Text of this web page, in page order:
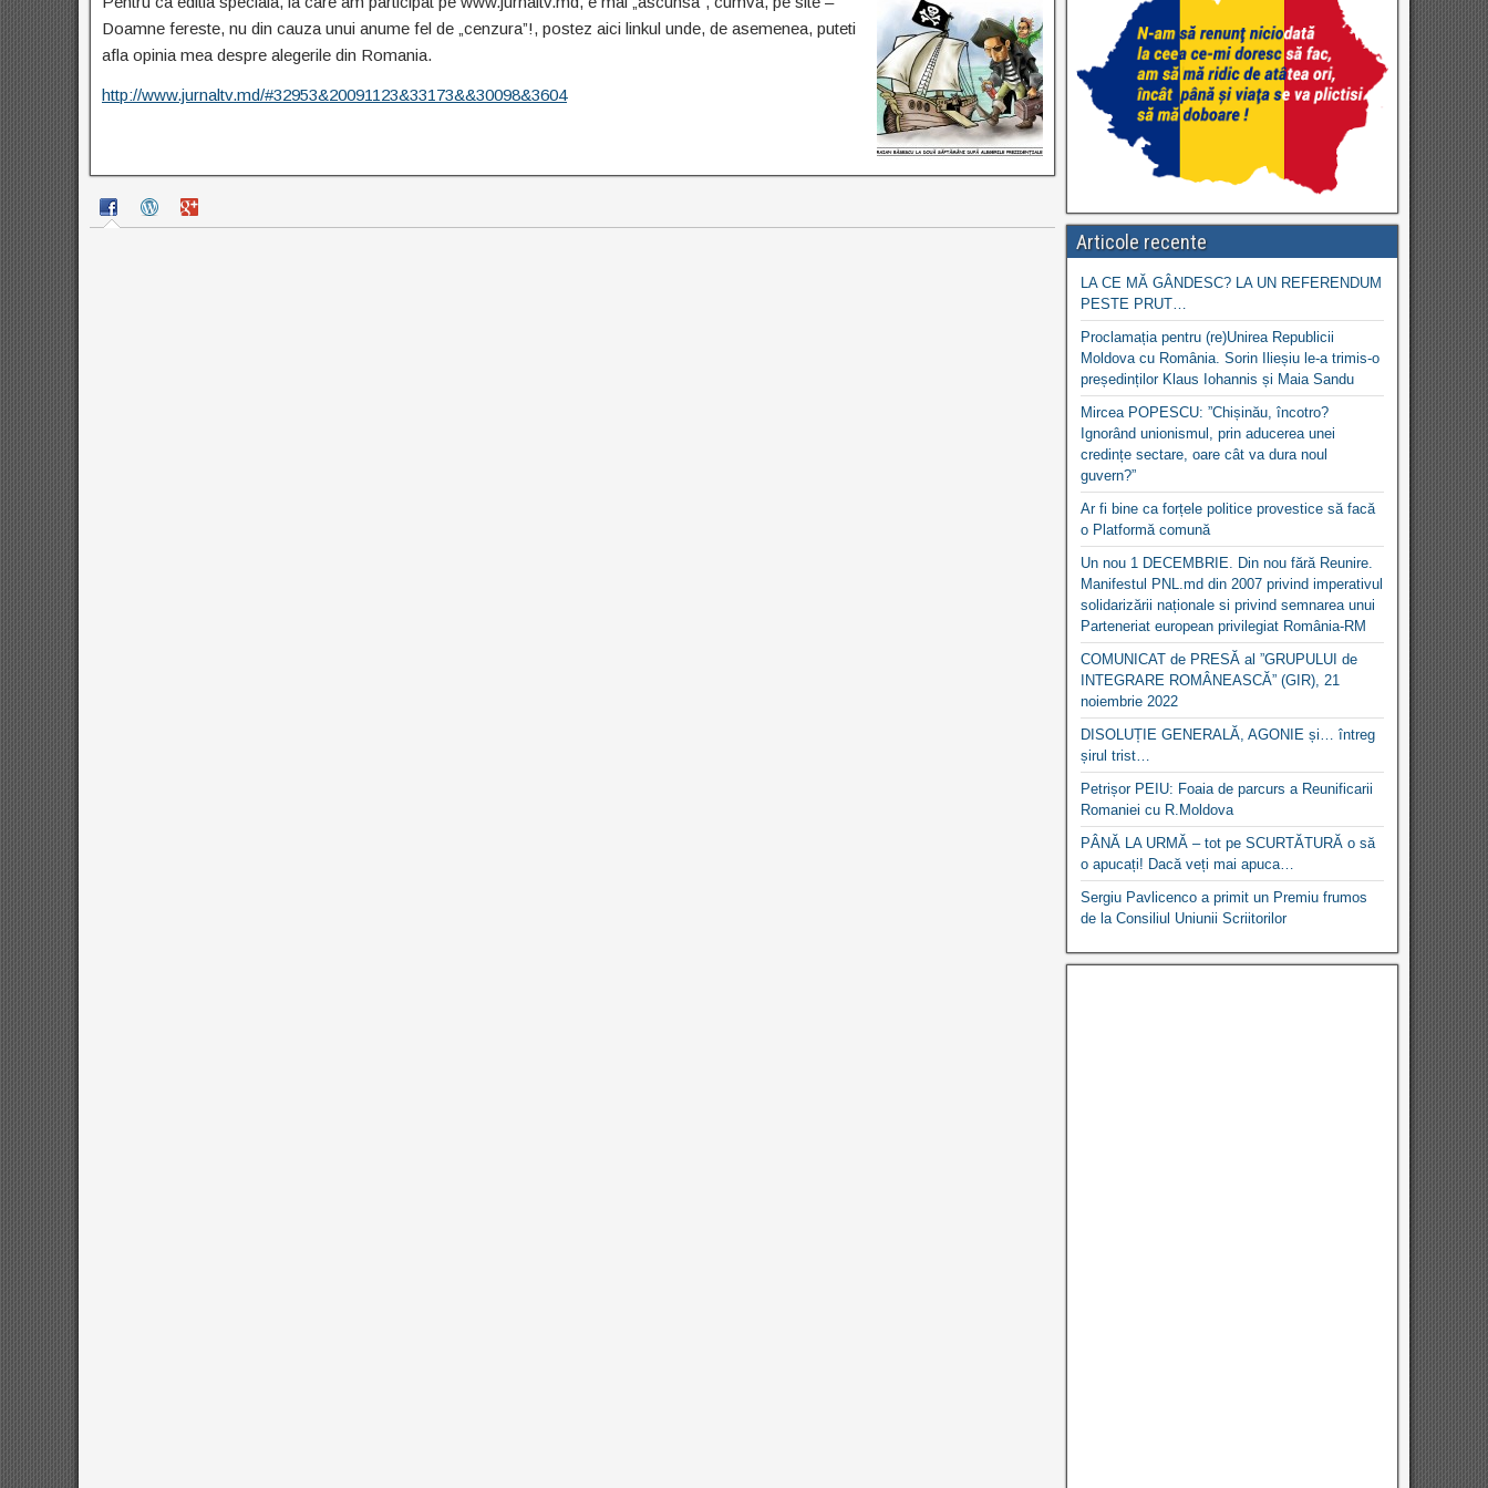
Doamne fereste, nu din cauza unui anume fel de „cenzura”!, postez aici linkul unde, de asemenea, puteti
afla opinia mea despre alegerile din Romania.
http://www.jurnaltv.md/#32953&20091123&33173&&30098&3604
Articole recente
LA CE MĂ GÂNDESC? LA UN REFERENDUM
PESTE PRUT…
Proclamația pentru (re)Unirea Republicii
Moldova cu România. Sorin Ilieșiu le-a trimis-o
președinților Klaus Iohannis și Maia Sandu
Mircea POPESCU: ”Chișinău, încotro?
Ignorând unionismul, prin aducerea unei
credințe sectare, oare cât va dura noul
guvern?”
Ar fi bine ca forțele politice provestice să facă
o Platformă comună
Un nou 1 DECEMBRIE. Din nou fără Reunire.
Manifestul PNL.md din 2007 privind imperativul
solidarizării naționale si privind semnarea unui
Parteneriat european privilegiat România-RM
COMUNICAT de PRESĂ al ”GRUPULUI de
INTEGRARE ROMÂNEASCĂ” (GIR), 21
noiembrie 2022
DISOLUȚIE GENERALĂ, AGONIE și… întreg
șirul trist…
Petrișor PEIU: Foaia de parcurs a Reunificarii
Romaniei cu R.Moldova
PÂNĂ LA URMĂ – tot pe SCURTĂTURĂ o să
o apucați! Dacă veți mai apuca…
Sergiu Pavlicenco a primit un Premiu frumos
de la Consiliul Uniunii Scriitorilor